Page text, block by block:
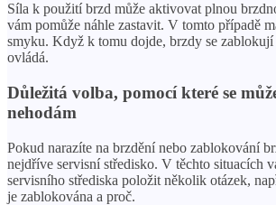
Síla k použití brzd může aktivovat plnou
vám pomůže náhle zastavit. V tomto případě
smyku. Když k tomu dojde, brzdy se zablokují
ovládá.
Důležitá volba, pomocí které se
nehodám
Pokud narazíte na brzdění nebo zablokování
nejdříve servisní středisko. V těchto situacích
servisního střediska položit několik otázek,
je zablokována a proč.